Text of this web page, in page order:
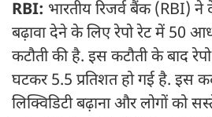
RBI: भारतीय रिजर्व बैंक (RBI)
बढ़ावा देने के लिए रेपो रेट में 50
कटौती की है. इस कटौती के बाद
घटकर 5.5 प्रतिशत हो गई है. इस
लिक्विडिटी बढ़ाना और लोगों को